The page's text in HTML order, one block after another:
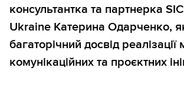
консультантка та партнерка
Ukraine Катерина Одарченко,
багаторічний досвід
комунікаційних та проєктних